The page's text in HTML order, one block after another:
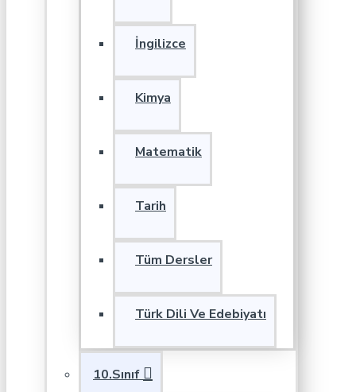
İngilizce
Kimya
Matematik
Tarih
Tüm Dersler
Türk Dili Ve Edebiyatı
10.Sınıf